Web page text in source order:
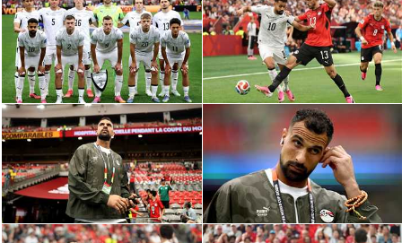
الدوري الإيطالي
الدوري الألماني
الدوري الفرنسي
الدوري السعودي للمحترفين
دوري أبطال أوروبا
دوري أبطال إفريقيا